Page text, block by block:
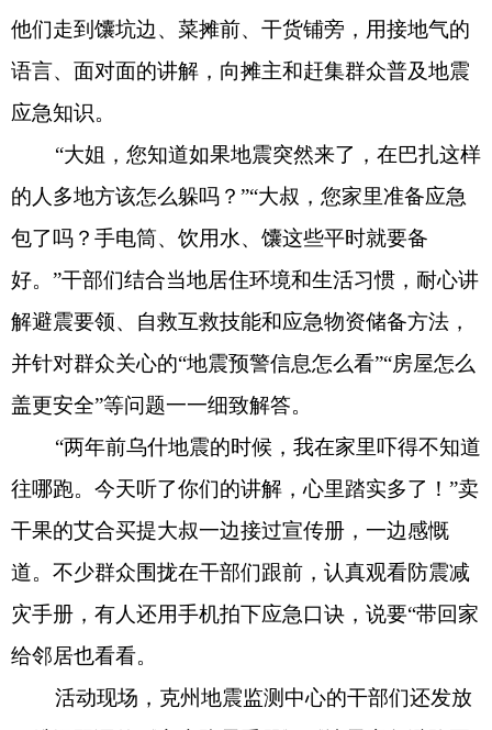
好。”干部们结合当地居住环境和生活习惯，耐心讲
解避震要领、自救互救技能和应急物资储备方法，
盖更安全”等问题一一细致解答。
“两年前乌什地震的时候，我在家里吓得不知道
往哪跑。今天听了你们的讲解，心里踏实多了！”卖
干果的艾合买提大叔一边接过宣传册，一边感慨
道。不少群众围拢在干部们跟前，认真观看防震减
给邻居也看看。
活动现场，克州地震监测中心的干部们还发放
了维汉双语的《家庭防震手册》《地震应急避险要
诀》等实用资料，并通过便携式音箱循环播放简明
易懂的防灾提示，吸引不少赶集群众驻足聆听。不
东西的人也能看看”。
此次巴扎宣讲，不仅把防震减灾知识送到群众
手边，更把“人民至上、生命至上”的理念传递到基
层一线。接下来，克州地震监测中心将继续推动防
震减灾宣传常态化、载体多样化，走好防震减灾工